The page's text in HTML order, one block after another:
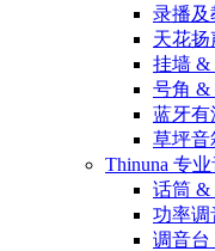
录播及
天花扬
挂墙 &
号角 &
蓝牙有
草坪音
Thinuna 专
话筒 &
功率调
调音台